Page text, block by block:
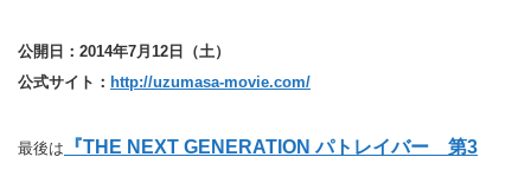
公開日：2014年7月12日（土）
公式サイト： http://uzumasa-movie.com/
最後は
『THE NEXT GENERATION パトレイバー 第3